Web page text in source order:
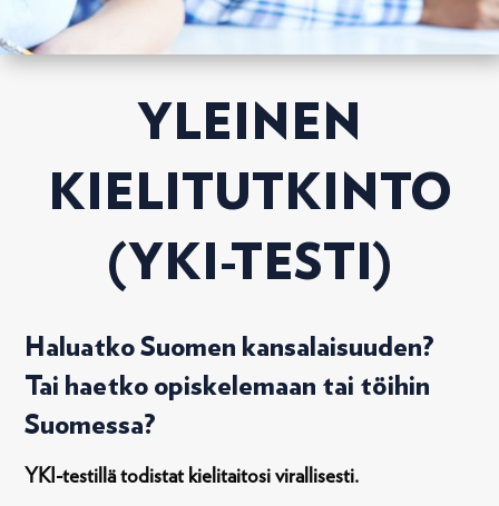
YLEINEN
KIELITUTKINTO
(YKI-TESTI)
Haluatko Suomen kansalaisuuden?
Tai haetko opiskelemaan tai töihin
Suomessa?
YKI-testillä todistat kielitaitosi virallisesti.